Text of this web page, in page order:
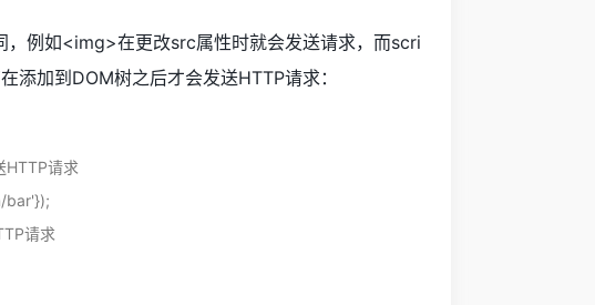
，例如<img>在更改src属性时就会发送请求，而scri
添加到DOM树之后才会发送HTTP请求：
请求
bar'});
请求